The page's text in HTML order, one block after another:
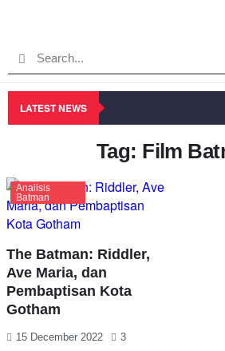
LATEST NEWS
Tag: Film
Analisis
Batman
The Batman: Riddler,
Ave Maria, dan
Pembaptisan Kota
Gotham
15 December 2022 3